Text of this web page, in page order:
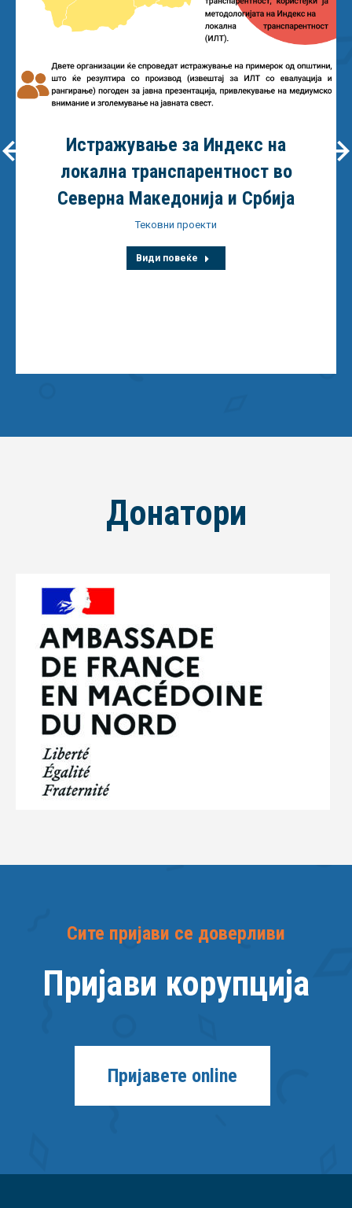
Истражување за Индекс на
локална транспарентност во
Северна Македонија и Србија
Тековни проекти
Види повеќе
Донатори
Сите пријави се доверливи
Пријави корупција
Пријавете online